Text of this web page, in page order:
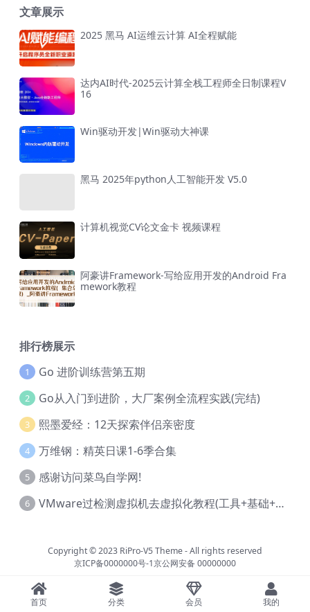
文章展示
2025 黑马 AI运维云计算 AI全程赋能
达内AI时代-2025云计算全栈工程师全日制课程V
16
Win驱动开发|Win驱动大神课
黑马 2025年python人工智能开发 V5.0
计算机视觉CV论文金卡 视频课程
阿豪讲Framework-写给应用开发的Android Fra
mework教程
排行榜展示
1 Go 进阶训练营第五期
2 Go从入门到进阶，大厂案例全流程实践(完结)
3 熙墨爱经：12天探索伴侣亲密度
4 万维钢：精英日课1-6季合集
5 感谢访问菜鸟自学网!
6 VMware过检测虚拟机去虚拟化教程(工具+基础+进阶)
Copyright © 2023 RiPro-V5 Theme- All rights reserved
京ICP备0000000号-1京公网安备 00000000
首页 分类 会员 我的